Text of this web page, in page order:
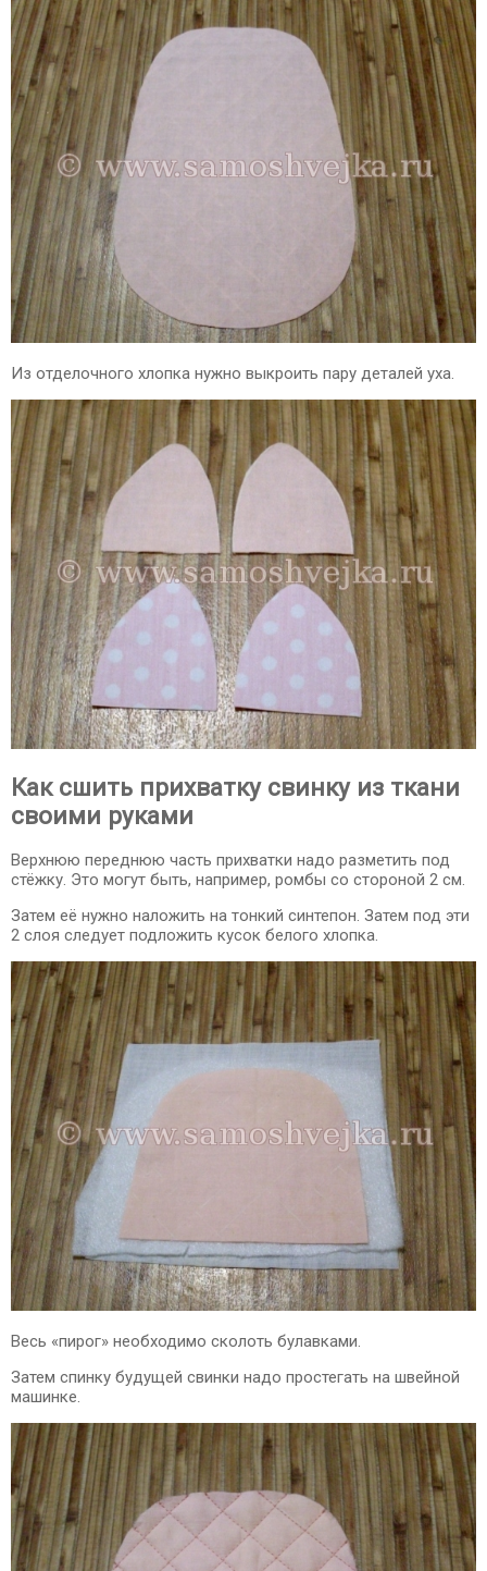
Из отделочного хлопка нужно выкроить пару деталей уха.
Как сшить прихватку свинку из ткани
своими руками
Верхнюю переднюю часть прихватки надо разметить под
стёжку. Это могут быть, например, ромбы со стороной 2 см.
Затем её нужно наложить на тонкий синтепон. Затем под эти
2 слоя следует подложить кусок белого хлопка.
Весь «пирог» необходимо сколоть булавками.
Затем спинку будущей свинки надо простегать на швейной
машинке.